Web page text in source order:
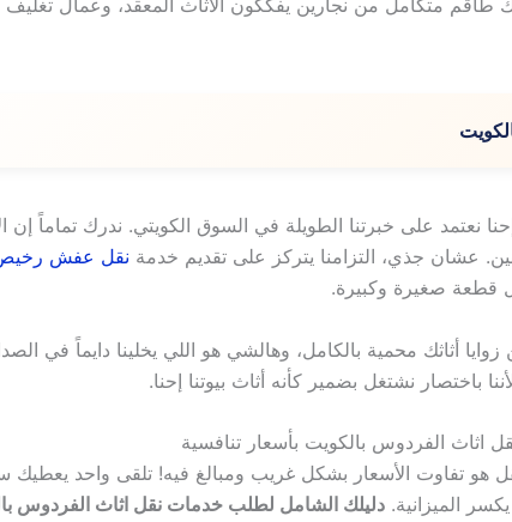
نعتمد على خبرتنا الطويلة في السوق الكويتي. ندرك تماماً
عشان جذي، التزامنا يتركز على تقديم خدمة نقل عفش رخيص
قطعة صغيرة وكبيرة.
أثاثك محمية بالكامل، وهالشي هو اللي يخلينا دايماً في
باختصار نشتغل بضمير كأنه أثاث بيوتنا إحنا.
اثاث الفردوس بالكويت بأسعار تنافسية
هو تفاوت الأسعار بشكل غريب ومبالغ فيه! تلقى واحد
الميزانية. دليلك الشامل لطلب خدمات نقل اثاث الفردوس